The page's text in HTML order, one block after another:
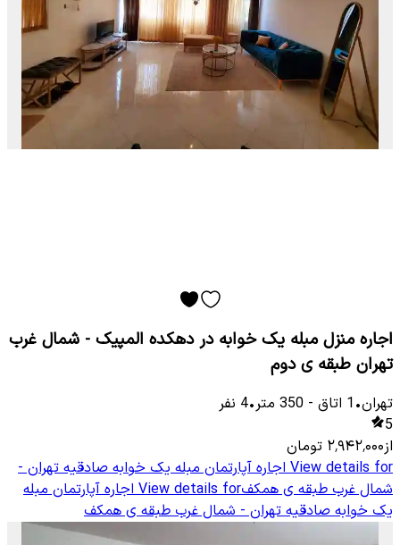
اجاره منزل مبله یک خوابه در دهکده المپیک - شمال غرب
تهران طبقه ی دوم
تهران•
1 اتاق -
350 متر•
4 نفر
5
از۲٬۹۴۲٬۰۰۰ تومان
View details for اجاره آپارتمان مبله یک خوابه صادقیه تهران -
شمال غرب طبقه ی همکفView details for اجاره آپارتمان مبله
یک خوابه صادقیه تهران - شمال غرب طبقه ی همکف